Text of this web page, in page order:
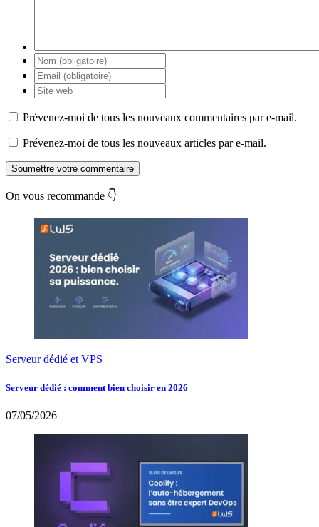
Prévenez-moi de tous les nouveaux commentaires par e-mail.
Prévenez-moi de tous les nouveaux articles par e-mail.
Soumettre votre commentaire
On vous recommande 👇
Serveur dédié et VPS
Serveur dédié : comment bien choisir en 2026
07/05/2026